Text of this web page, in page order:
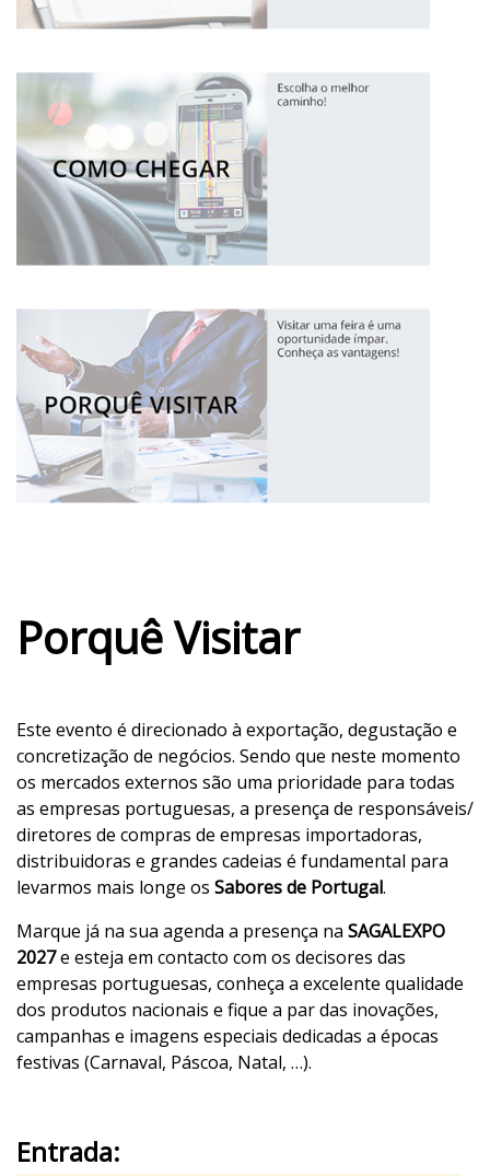
Porquê Visitar
Este evento é direcionado à exportação, degustação e
concretização de negócios. Sendo que neste momento
os mercados externos são uma prioridade para todas
as empresas portuguesas, a presença de responsáveis/
diretores de compras de empresas importadoras,
distribuidoras e grandes cadeias é fundamental para
levarmos mais longe os Sabores de Portugal.
Marque já na sua agenda a presença na SAGALEXPO
2027e esteja em contacto com os decisores das
empresas portuguesas, conheça a excelente qualidade
dos produtos nacionais e fique a par das inovações,
campanhas e imagens especiais dedicadas a épocas
festivas (Carnaval, Páscoa, Natal, …).
Entrada: